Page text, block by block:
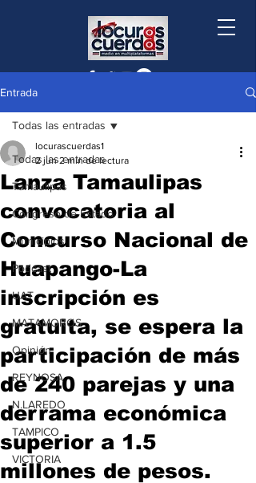
Entrada
Todas las entradas
Tamaulipas
Congreso de Estado
Municipios
Podcast
UAT
MATAMOROS
Opinión
REYNOSA
N.LAREDO
TAMPICO
VICTORIA
Todas las entradas
Lanza Tamaulipas
convocatoria al
Concurso Nacional de
Huapango-La
inscripción es
gratuita, se espera la
participación de más
de 240 parejas y una
derrama económica
superior a 1.5
millones de pesos.
locurascuerdas1
2 jun 2 min de lectura